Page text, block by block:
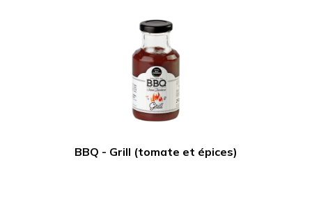
BBQ - Grill (tomate et épices)